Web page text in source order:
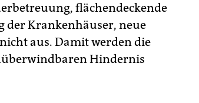
flächendeckende
der Krankenhäuser, neue
aus. Damit werden die
Hindernis